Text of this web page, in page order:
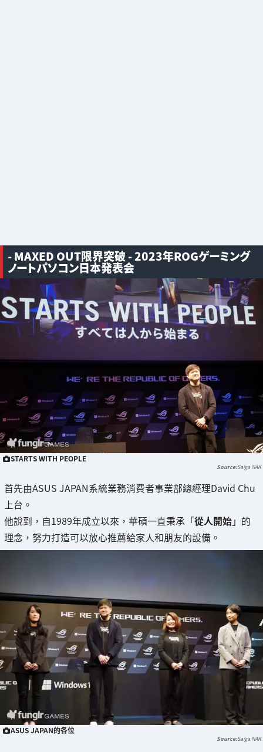
- MAXED OUT限界突破 - 2023年ROGゲーミング
ノートパソコン日本発表会
STARTS WITH PEOPLE
Saiga NAK
首先由ASUS JAPAN系統業務消費者事業部總經理David Chu
上台。
他說到，自1989年成立以來，華碩一直秉承「從人開始」的
理念，努力打造可以放心推薦給家人和朋友的設備。
ASUS JAPAN的各位
Saiga NAK